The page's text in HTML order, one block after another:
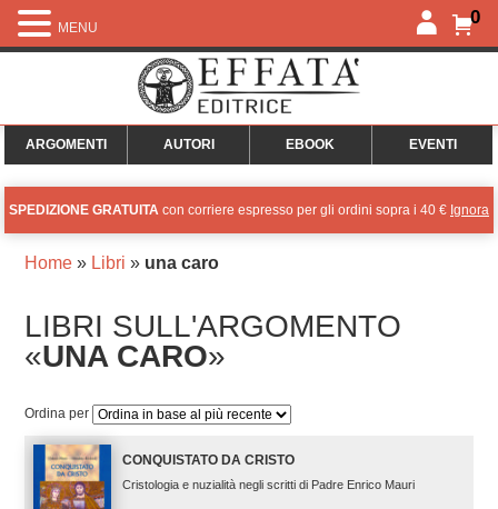
0
ARGOMENTI AUTORI EBOOK EVENTI
SPEDIZIONE GRATUITA con corriere espresso per gli ordini sopra i 40 € Ignora
Home» Libri » una caro
LIBRI SULL'ARGOMENTO
«UNA CARO»
Ordina per
CONQUISTATO DA CRISTO
Cristologia e nuzialità negli scritti di Padre Enrico Mauri
MENU